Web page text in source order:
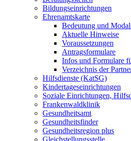
Bildungseinrichtungen
Ehrenamtskarte
Bedeutung und
Aktuelle Hinweise
Voraussetzungen
Antragsformulare
Infos und Formulare
Verzeichnis der
Hilfsdienste (KatSG)
Kindertageseinrichtungen
Soziale Einrichtungen,
Frankenwaldklinik
Gesundheitsamt
Gesundheitsfinder
Gesundheitsregion plus
Gleichstellungsstelle